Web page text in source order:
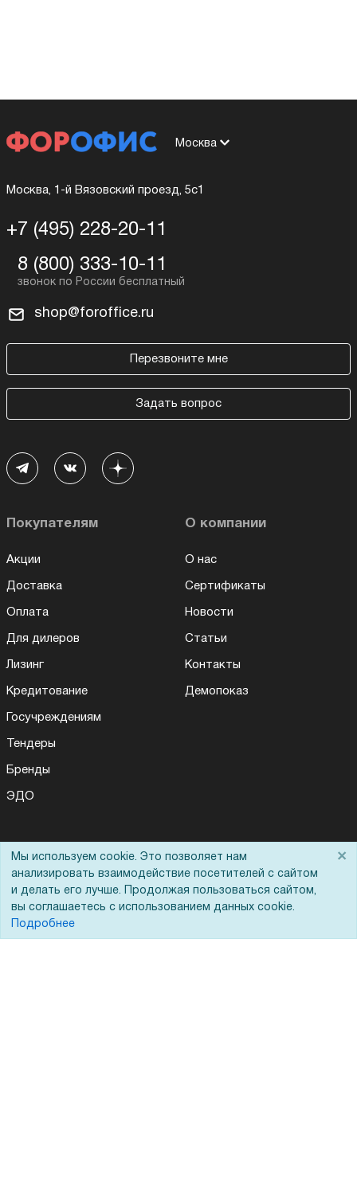
Москва
Москва, 1-й Вязовский проезд, 5с1
+7 (495) 228-20-11
8 (800) 333-10-11
shop@foroffice.ru
Перезвоните мне
Задать вопрос
Покупателям
Акции
Доставка
Оплата
Для дилеров
Лизинг
Кредитование
Госучреждениям
Тендеры
Бренды
ЭДО
О компании
О нас
Сертификаты
Новости
Статьи
Контакты
Демопоказ
Помощь
Вопрос-ответ
Реквизиты
Мы используем cookie. Это позволяет нам
анализировать взаимодействие посетителей с сайтом
и делать его лучше. Продолжая пользоваться сайтом,
вы соглашаетесь с использованием данных cookie.
Подробнее
×